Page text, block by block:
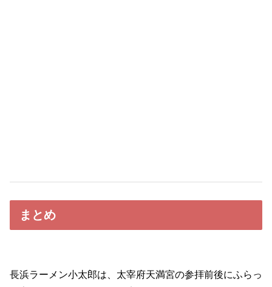
まとめ
長浜ラーメン小太郎は、太宰府天満宮の参拝前後にふらっ